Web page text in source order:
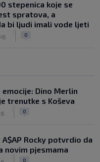
stepenica koje se
spratova, a
bi ljudi imali vode ljeti
0
Dino Merlin
trenutke s Koševa
0
Rocky potvrdio da
novim pjesmama
0